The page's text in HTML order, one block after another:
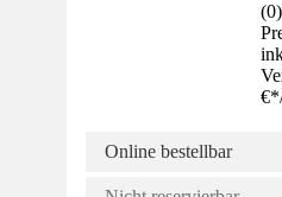
(0)
€*
Online bestellbar